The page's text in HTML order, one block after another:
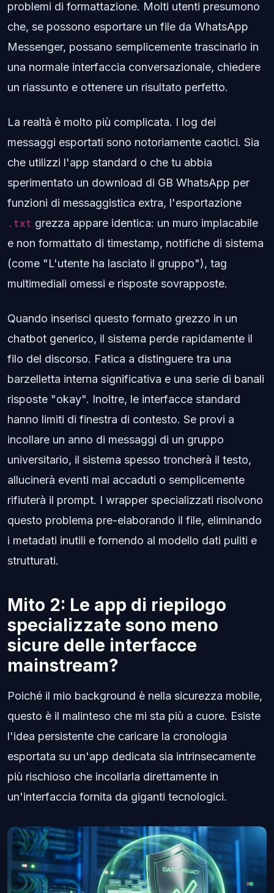
problemi di formattazione. Molti utenti presumono
che, se possono esportare un file da WhatsApp
Messenger, possano semplicemente trascinarlo in
una normale interfaccia conversazionale, chiedere
un riassunto e ottenere un risultato perfetto.
La realtà è molto più complicata. I log dei
messaggi esportati sono notoriamente caotici. Sia
che utilizzi l'app standard o che tu abbia
sperimentato un download di GB WhatsApp per
funzioni di messaggistica extra, l'esportazione
.txt grezza appare identica: un muro implacabile
e non formattato di timestamp, notifiche di sistema
(come "L'utente ha lasciato il gruppo"), tag
multimediali omessi e risposte sovrapposte.
Quando inserisci questo formato grezzo in un
chatbot generico, il sistema perde rapidamente il
filo del discorso. Fatica a distinguere tra una
barzelletta interna significativa e una serie di banali
risposte "okay". Inoltre, le interfacce standard
hanno limiti di finestra di contesto. Se provi a
incollare un anno di messaggi di un gruppo
universitario, il sistema spesso troncherà il testo,
allucinerà eventi mai accaduti o semplicemente
rifiuterà il prompt. I wrapper specializzati risolvono
questo problema pre-elaborando il file, eliminando
i metadati inutili e fornendo al modello dati puliti e
strutturati.
Mito 2: Le app di riepilogo
specializzate sono meno
sicure delle interfacce
mainstream?
Poiché il mio background è nella sicurezza mobile,
questo è il malinteso che mi sta più a cuore. Esiste
l'idea persistente che caricare la cronologia
esportata su un'app dedicata sia intrinsecamente
più rischioso che incollarla direttamente in
un'interfaccia fornita da giganti tecnologici.